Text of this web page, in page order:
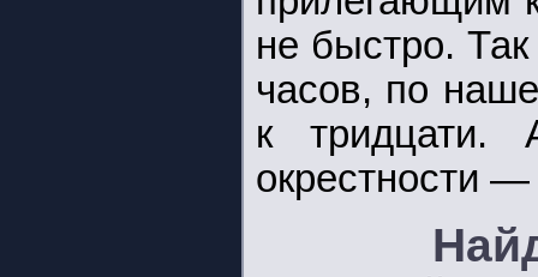
не быстро.
часов, по
к тридцати.
окрестности —